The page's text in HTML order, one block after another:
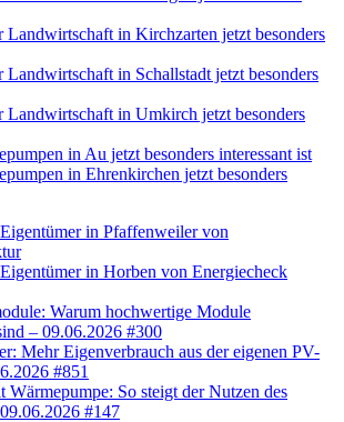
Landwirtschaft in Kirchzarten jetzt besonders
in Schallstadt jetzt besonders
Landwirtschaft in Umkirch jetzt besonders
in Au jetzt besonders interessant ist
in Ehrenkirchen jetzt besonders
in Pfaffenweiler von
in Horben von Energiecheck
Warum hochwertige Module
– 09.06.2026 #300
Mehr Eigenverbrauch aus der eigenen PV-
#851
Wärmepumpe: So steigt der Nutzen des
#147